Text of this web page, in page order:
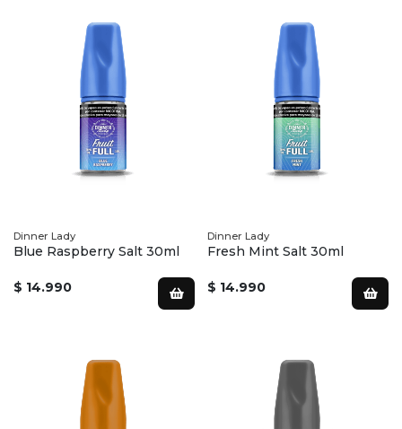
Dinner Lady
Blue Raspberry Salt 30ml
$ 14.990
Dinner Lady
Fresh Mint Salt 30ml
$ 14.990